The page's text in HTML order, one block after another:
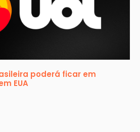
poderá ficar em
EUA